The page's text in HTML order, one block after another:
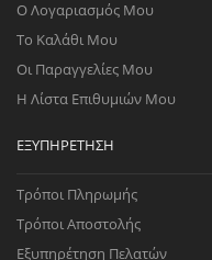
Ο Λογαριασμός Μου
Το Καλάθι Μου
Οι Παραγγελίες Μου
Η Λίστα Επιθυμιών Μου
ΕΞΥΠΗΡΈΤΗΣΗ
Τρόποι Πληρωμής
Τρόποι Αποστολής
Εξυπηρέτηση Πελατών